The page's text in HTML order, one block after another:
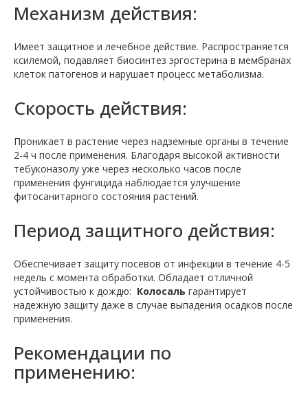
Механизм действия:
Имеет защитное и лечебное действие. Распространяется
ксилемой, подавляет биосинтез эргостерина в мембранах
клеток патогенов и нарушает процесс метаболизма.
Скорость действия:
Проникает в растение через надземные органы в течение
2-4 ч после применения. Благодаря высокой активности
тебуконазолу уже через несколько часов после
применения фунгицида наблюдается улучшение
фитосанитарного состояния растений.
Период защитного действия:
Обеспечивает защиту посевов от инфекции в течение 4-5
недель с момента обработки. Обладает отличной
устойчивостью к дождю: Колосаль гарантирует
надежную защиту даже в случае выпадения осадков после
применения.
Рекомендации по
применению: